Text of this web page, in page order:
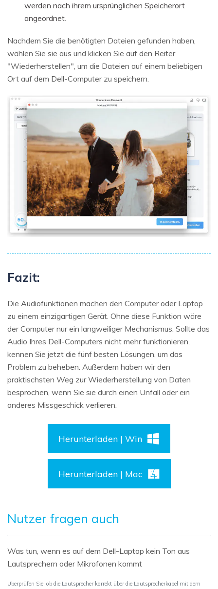
werden nach ihrem ursprünglichen Speicherort
angeordnet.
Nachdem Sie die benötigten Dateien gefunden haben,
wählen Sie sie aus und klicken Sie auf den Reiter
"Wiederherstellen", um die Dateien auf einem beliebigen
Ort auf dem Dell-Computer zu speichern.
Fazit:
Die Audiofunktionen machen den Computer oder Laptop
zu einem einzigartigen Gerät. Ohne diese Funktion wäre
der Computer nur ein langweiliger Mechanismus. Sollte das
Audio Ihres Dell-Computers nicht mehr funktionieren,
kennen Sie jetzt die fünf besten Lösungen, um das
Problem zu beheben. Außerdem haben wir den
praktischsten Weg zur Wiederherstellung von Daten
besprochen, wenn Sie sie durch einen Unfall oder ein
anderes Missgeschick verlieren.
Herunterladen | Win
Herunterladen | Mac
Nutzer fragen auch
Was tun, wenn es auf dem Dell-Laptop kein Ton aus
Lautsprechern oder Mikrofonen kommt
Überprüfen Sie, ob die Lautsprecher korrekt über die Lautsprecherkabel mit dem